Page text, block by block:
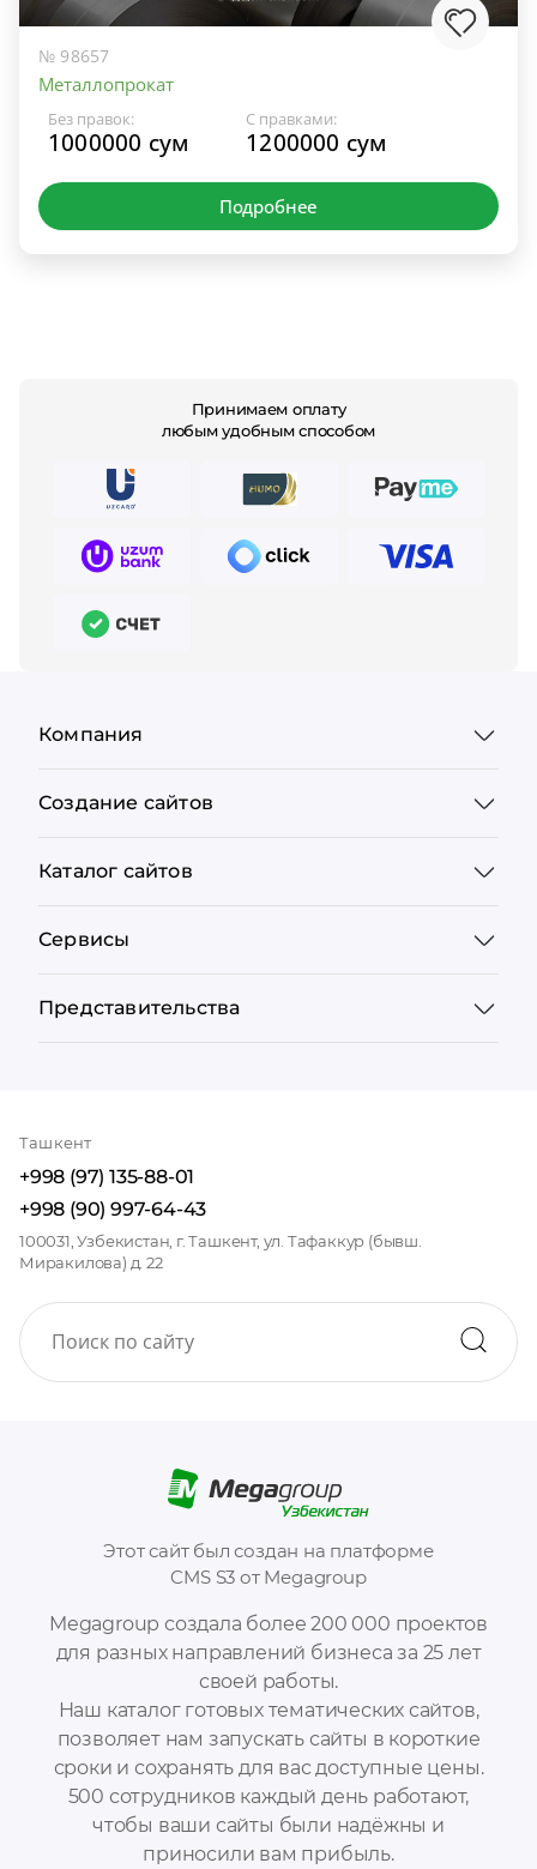
№ 98657
Металлопрокат
Без правок:
1000000 сум
С правками:
1200000 сум
Подробнее
Принимаем оплату
любым удобным способом
Megagroup создала более 200 000 проектов
для разных направлений бизнеса за 25 лет
своей работы.
Наш каталог готовых тематических сайтов,
позволяет нам запускать сайты в короткие
сроки и сохранять для вас доступные цены.
500 сотрудников каждый день работают,
чтобы ваши сайты были надёжны и
приносили вам прибыль.
Этот сайт был создан на платформе
CMS S3 от Megagroup
Компания
Создание сайтов
Каталог сайтов
Сервисы
Представительства
Ташкент
+998 (97) 135-88-01
+998 (90) 997-64-43
100031, Узбекистан, г. Ташкент, ул. Тафаккур (бывш.
Миракилова) д. 22